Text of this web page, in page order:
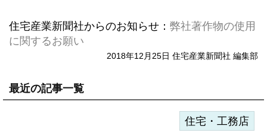
住宅産業新聞社からのお知らせ： 弊社著作物の使用
に関するお願い
2018年12月25日 住宅産業新聞社 編集部
最近の記事一覧
住宅・工務店